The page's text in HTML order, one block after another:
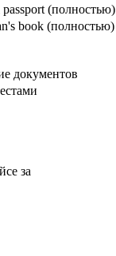
passport (полностью)
book (полностью)
документов
за